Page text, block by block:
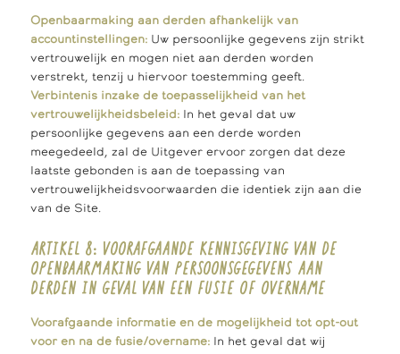
Openbaarmaking aan derden afhankelijk van
accountinstellingen: Uw persoonlijke gegevens zijn strikt
vertrouwelijk en mogen niet aan derden worden
verstrekt, tenzij u hiervoor toestemming geeft.
Verbintenis inzake de toepasselijkheid van het
vertrouwelijkheidsbeleid:In het geval dat uw
persoonlijke gegevens aan een derde worden
meegedeeld, zal de Uitgever ervoor zorgen dat deze
laatste gebonden is aan de toepassing van
vertrouwelijkheidsvoorwaarden die identiek zijn aan die
van de Site.
ARTIKEL 8: VOORAFGAANDE KENNISGEVING VAN DE
OPENBAARMAKING VAN PERSOONSGEGEVENS AAN
DERDEN IN GEVAL VAN EEN FUSIE OF OVERNAME
Voorafgaande informatie en de mogelijkheid tot opt-out
voor en na de fusie/overname:
In het geval dat wij